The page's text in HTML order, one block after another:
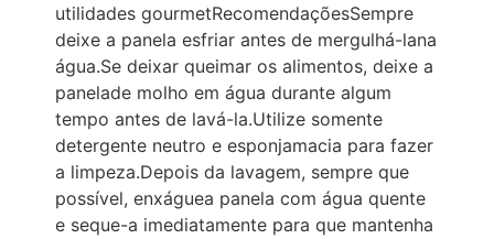
utilidades gourmetRecomendaçõesSempre
deixe a panela esfriar antes de mergulhá-lana
água.Se deixar queimar os alimentos, deixe a
panelade molho em água durante algum
tempo antes de lavá-la.Utilize somente
detergente neutro e esponjamacia para fazer
a limpeza.Depois da lavagem, sempre que
possível, enxáguea panela com água quente
e seque-a imediatamente para que mantenha